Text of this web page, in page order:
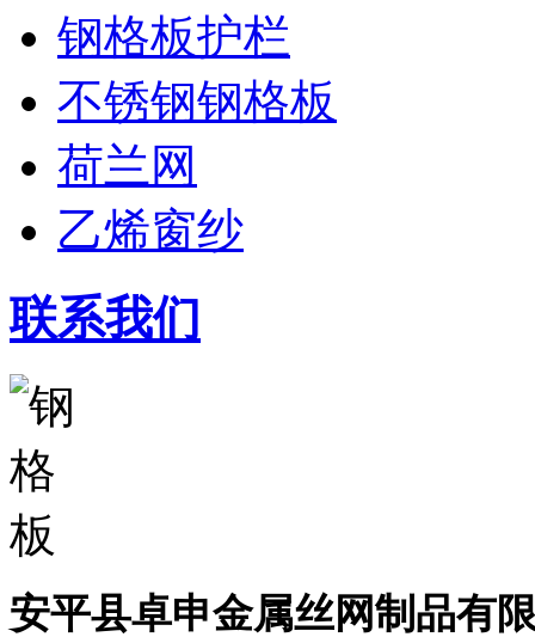
钢格板护栏
不锈钢钢格板
荷兰网
乙烯窗纱
联系我们
安平县卓申金属丝网制品有